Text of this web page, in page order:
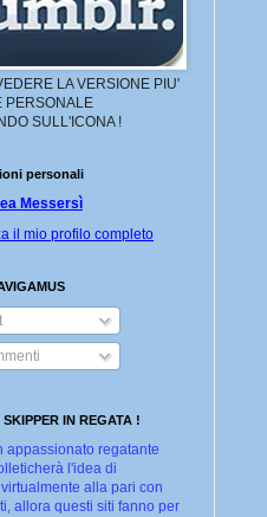
LA VERSIONE PIU'
PERSONALE
SULL'ICONA !
personali
Messersì
il mio profilo completo
IN REGATA !
appassionato regatante
l'idea di
alla pari con
allora questi siti fanno per